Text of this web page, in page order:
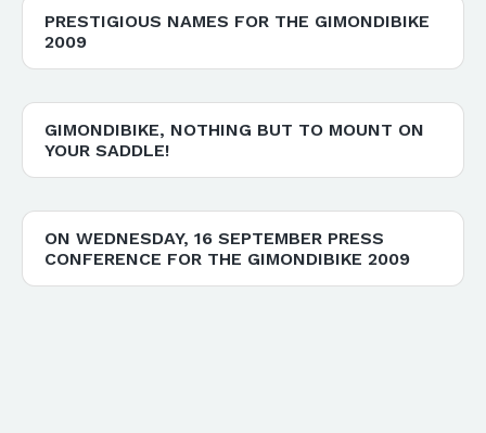
PRESTIGIOUS NAMES FOR THE GIMONDIBIKE
2009
GIMONDIBIKE, NOTHING BUT TO MOUNT ON
YOUR SADDLE!
ON WEDNESDAY, 16 SEPTEMBER PRESS
CONFERENCE FOR THE GIMONDIBIKE 2009